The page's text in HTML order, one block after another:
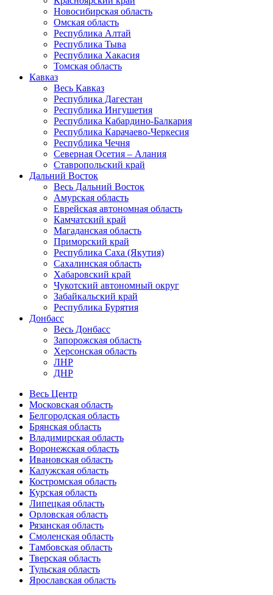
Новосибирская область
Омская область
Республика Алтай
Республика Тыва
Республика Хакасия
Томская область
Кавказ
Весь Кавказ
Республика Дагестан
Республика Ингушетия
Республика Кабардино-Балкария
Республика Карачаево-Черкесия
Республика Чечня
Северная Осетия – Алания
Ставропольский край
Дальний Восток
Весь Дальний Восток
Амурская область
Еврейская автономная область
Камчатский край
Магаданская область
Приморский край
Республика Саха (Якутия)
Сахалинская область
Хабаровский край
Чукотский автономный округ
Забайкальский край
Республика Бурятия
Донбасс
Весь Донбасс
Запорожская область
Херсонская область
ЛНР
ДНР
Весь Центр
Московская область
Белгородская область
Брянская область
Владимирская область
Воронежская область
Ивановская область
Калужская область
Костромская область
Курская область
Липецкая область
Орловская область
Рязанская область
Смоленская область
Тамбовская область
Тверская область
Тульская область
Ярославская область